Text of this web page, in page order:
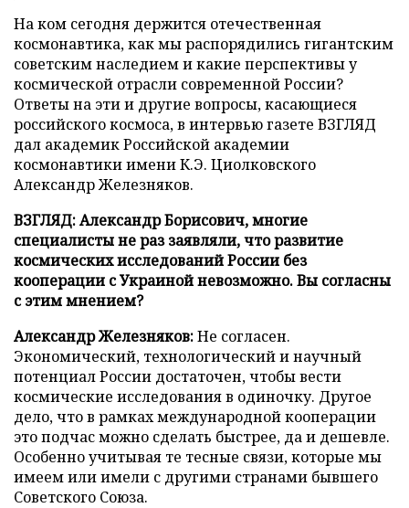
На ком сегодня держится отечественная
космонавтика, как мы распорядились гигантским
советским наследием и какие перспективы у
космической отрасли современной России?
Ответы на эти и другие вопросы, касающиеся
российского космоса, в интервью газете ВЗГЛЯД
дал академик Российской академии
космонавтики имени К.Э. Циолковского
Александр Железняков.
ВЗГЛЯД: Александр Борисович, многие
специалисты не раз заявляли, что развитие
космических исследований России без
кооперации с Украиной невозможно. Вы согласны
с этим мнением?
Александр Железняков:Не согласен.
Экономический, технологический и научный
потенциал России достаточен, чтобы вести
космические исследования в одиночку. Другое
дело, что в рамках международной кооперации
это подчас можно сделать быстрее, да и дешевле.
Особенно учитывая те тесные связи, которые мы
имеем или имели с другими странами бывшего
Советского Союза.